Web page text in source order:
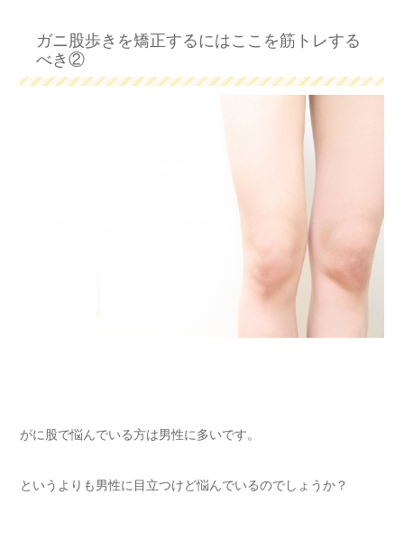
ガニ股歩きを矯正するにはここを筋トレする
べき②
がに股で悩んでいる方は男性に多いです。
というよりも男性に目立つけど悩んでいるのでしょうか？